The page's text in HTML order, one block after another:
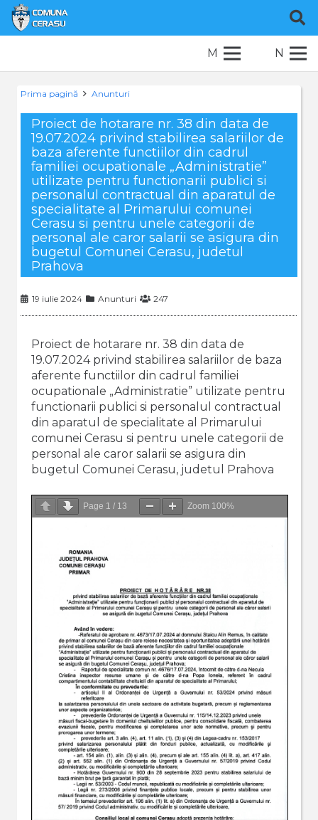
M N
Prima pagină Anunturi
Proiect de hotarare nr. 38 din data de
19.07.2024 privind stabilirea salariilor de
baza aferente functiilor din cadrul
familiei ocupationale „Administratie”
utilizate pentru functionarii publici si
personalul contractual din aparatul de
specialitate al Primarului comunei
Cerasu si pentru unele categorii de
personal ale caror salarii se asigura din
bugetul Comunei Cerasu, judetul
Prahova
19 iulie 2024 Anunturi 247
Proiect de hotarare nr. 38 din data de
19.07.2024 privind stabilirea salariilor de baza
aferente functiilor din cadrul familiei
ocupationale „Administratie” utilizate pentru
functionarii publici si personalul contractual
din aparatul de specialitate al Primarului
comunei Cerasu si pentru unele categorii de
personal ale caror salarii se asigura din
bugetul Comunei Cerasu, judetul Prahova
Page 1 / 13 Zoom 100%